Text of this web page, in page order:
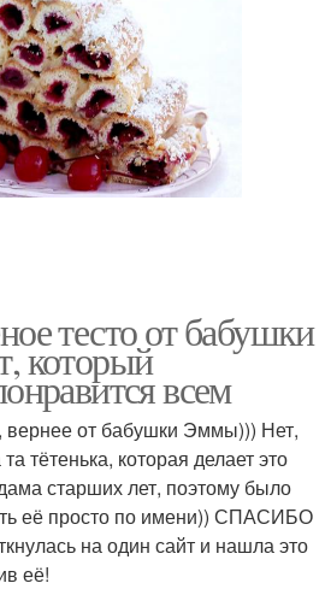
тесто от бабушки
который
всем
от бабушки Эммы))) Нет,
тётенька, которая делает это
старших лет, поэтому было
её просто по имени)) СПАСИБО
на один сайт и нашла это
её!